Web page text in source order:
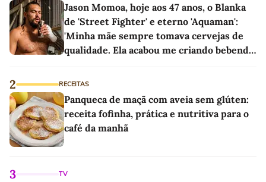
Jason Momoa, hoje aos 47 anos, o Blanka
de 'Street Fighter' e eterno 'Aquaman':
'Minha mãe sempre tomava cervejas de
qualidade. Ela acabou me criando bebendo
2 RECEITAS
Panqueca de maçã com aveia sem glúten:
receita fofinha, prática e nutritiva para o
café da manhã
3 TV